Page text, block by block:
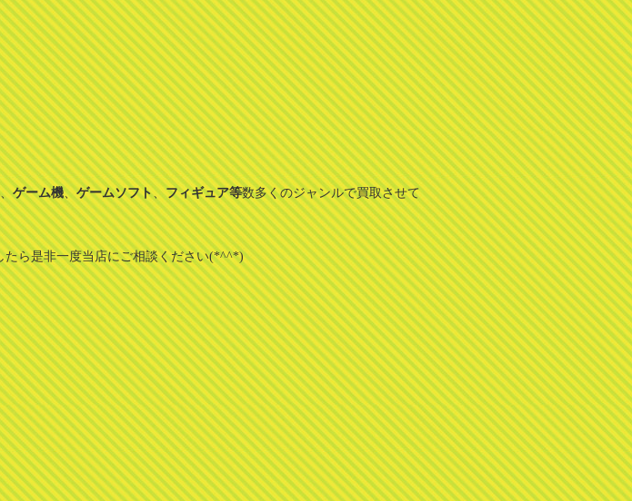
、ゲーム機、ゲームソフト、フィギュア等数多くのジャンルで買取させて
たら是非一度当店にご相談ください(*^^*)